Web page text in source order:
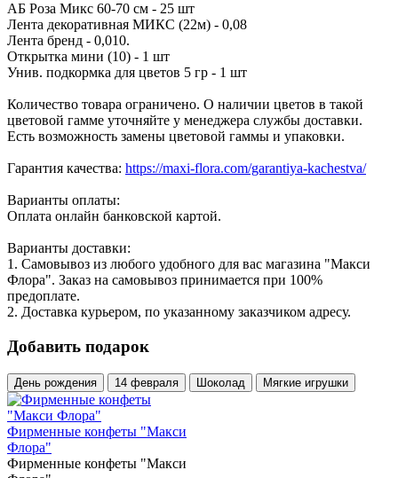
АБ Роза Микс 60-70 см - 25 шт
Лента декоративная МИКС (22м) - 0,08
Лента бренд - 0,010.
Открытка мини (10) - 1 шт
Унив. подкормка для цветов 5 гр - 1 шт
Количество товара ограничено. О наличии цветов в такой
цветовой гамме уточняйте у менеджера службы доставки.
Есть возможность замены цветовой гаммы и упаковки.
Гарантия качества: https://maxi-flora.com/garantiya-kachestva/
Варианты оплаты:
Оплата онлайн банковской картой.
Варианты доставки:
1. Самовывоз из любого удобного для вас магазина "Макси
Флора". Заказ на самовывоз принимается при 100%
предоплате.
2. Доставка курьером, по указанному заказчиком адресу.
Добавить подарок
День рождения 14 февраля Шоколад Мягкие игрушки
Фирменные конфеты "Макси
Флора"
Фирменные конфеты "Макси